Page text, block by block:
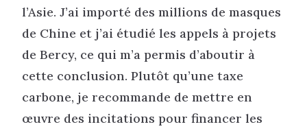
l’Asie. J’ai importé des millions de masques
de Chine et j’ai étudié les appels à projets
de Bercy, ce qui m’a permis d’aboutir à
cette conclusion. Plutôt qu’une taxe
carbone, je recommande de mettre en
œuvre des incitations pour financer les